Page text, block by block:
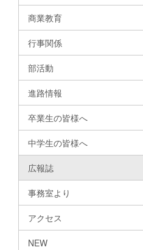
商業教育
行事関係
部活動
進路情報
卒業生の皆様へ
中学生の皆様へ
広報誌
事務室より
アクセス
NEW